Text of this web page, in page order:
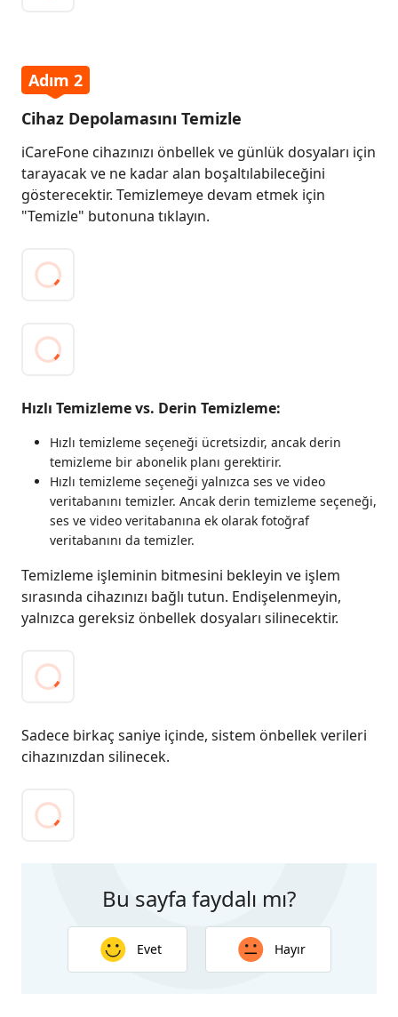
Adım 2
Cihaz Depolamasını Temizle
iCareFone cihazınızı önbellek ve günlük dosyaları için
tarayacak ve ne kadar alan boşaltılabileceğini
gösterecektir. Temizlemeye devam etmek için
"Temizle" butonuna tıklayın.
Hızlı Temizleme vs. Derin Temizleme:
Hızlı temizleme seçeneği ücretsizdir, ancak derin
temizleme bir abonelik planı gerektirir.
Hızlı temizleme seçeneği yalnızca ses ve video
veritabanını temizler. Ancak derin temizleme seçeneği,
ses ve video veritabanına ek olarak fotoğraf
veritabanını da temizler.
Temizleme işleminin bitmesini bekleyin ve işlem
sırasında cihazınızı bağlı tutun. Endişelenmeyin,
yalnızca gereksiz önbellek dosyaları silinecektir.
Sadece birkaç saniye içinde, sistem önbellek verileri
cihazınızdan silinecek.
Bu sayfa faydalı mı?
Evet Hayır
Geri bildiriminiz için teşekkür ederiz. Yanıtınız bu